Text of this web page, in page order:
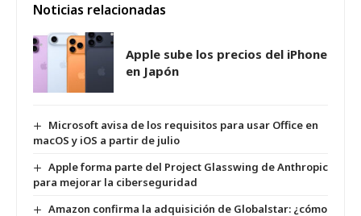
Noticias relacionadas
Apple sube los precios del iPhone
en Japón
Microsoft avisa de los requisitos para usar Office en
macOS y iOS a partir de julio
Apple forma parte del Project Glasswing de Anthropic
para mejorar la ciberseguridad
Amazon confirma la adquisición de Globalstar: ¿cómo